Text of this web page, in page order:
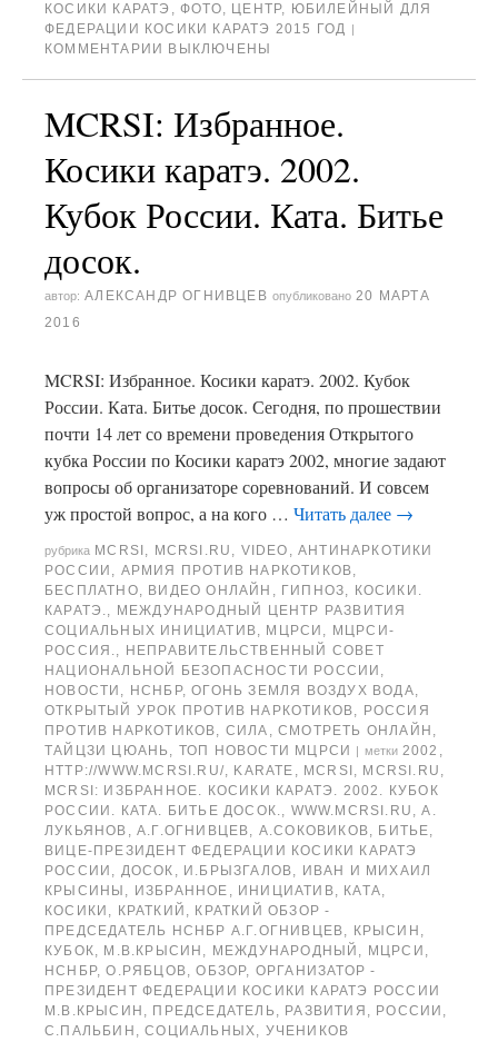
КОСИКИ КАРАТЭ ,ФОТО, ЦЕНТР, ЮБИЛЕЙНЫЙ ДЛЯ
ФЕДЕРАЦИИ КОСИКИ КАРАТЭ 2015 ГОД |
КОММЕНТАРИИ ВЫКЛЮЧЕНЫ
MCRSI: Избранное.
Косики каратэ. 2002.
Кубок России. Ката. Битье
досок.
автор: АЛЕКСАНДР ОГНИВЦЕВ опубликовано 20 МАРТА
2016
MCRSI: Избранное. Косики каратэ. 2002. Кубок
России. Ката. Битье досок. Сегодня, по прошествии
почти 14 лет со времени проведения Открытого
кубка России по Косики каратэ 2002, многие задают
вопросы об организаторе соревнований. И совсем
уж простой вопрос, а на кого … Читать далее →
рубрика MCRSI , MCRSI.RU , VIDEO ,АНТИНАРКОТИКИ
РОССИИ , АРМИЯ ПРОТИВ НАРКОТИКОВ,
БЕСПЛАТНО, ВИДЕО ОНЛАЙН , ГИПНОЗ, КОСИКИ.
КАРАТЭ., МЕЖДУНАРОДНЫЙ ЦЕНТР РАЗВИТИЯ
СОЦИАЛЬНЫХ ИНИЦИАТИВ, МЦРСИ , МЦРСИ-
РОССИЯ., НЕПРАВИТЕЛЬСТВЕННЫЙ СОВЕТ
НАЦИОНАЛЬНОЙ БЕЗОПАСНОСТИ РОССИИ ,
НОВОСТИ , НСНБР,ОГОНЬ ЗЕМЛЯ ВОЗДУХ ВОДА,
ОТКРЫТЫЙ УРОК ПРОТИВ НАРКОТИКОВ, РОССИЯ
ПРОТИВ НАРКОТИКОВ, СИЛА ,СМОТРЕТЬ ОНЛАЙН ,
ТАЙЦЗИ ЦЮАНЬ, ТОП НОВОСТИ МЦРСИ | метки 2002 ,
HTTP://WWW.MCRSI.RU/, KARATE , MCRSI , MCRSI.RU ,
MCRSI: ИЗБРАННОЕ. КОСИКИ КАРАТЭ. 2002. КУБОК
РОССИИ. КАТА. БИТЬЕ ДОСОК., WWW.MCRSI.RU ,А.
ЛУКЬЯНОВ ,А.Г.ОГНИВЦЕВ, А.СОКОВИКОВ, БИТЬЕ,
ВИЦЕ-ПРЕЗИДЕНТ ФЕДЕРАЦИИ КОСИКИ КАРАТЭ
РОССИИ , ДОСОК , И.БРЫЗГАЛОВ, ИВАН И МИХАИЛ
КРЫСИНЫ , ИЗБРАННОЕ , ИНИЦИАТИВ, КАТА,
КОСИКИ , КРАТКИЙ , КРАТКИЙ ОБЗОР -
ПРЕДСЕДАТЕЛЬ НСНБР А.Г.ОГНИВЦЕВ, КРЫСИН ,
КУБОК, М.В.КРЫСИН , МЕЖДУНАРОДНЫЙ , МЦРСИ ,
НСНБР,О.РЯБЦОВ,ОБЗОР, ОРГАНИЗАТОР -
ПРЕЗИДЕНТ ФЕДЕРАЦИИ КОСИКИ КАРАТЭ РОССИИ
М.В.КРЫСИН , ПРЕДСЕДАТЕЛЬ, РАЗВИТИЯ , РОССИИ ,
С.ПАЛЬБИН ,СОЦИАЛЬНЫХ, УЧЕНИКОВ